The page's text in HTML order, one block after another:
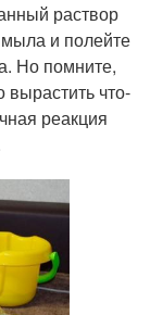
раствор
и полейте
Но помните,
вырастить что-
реакция